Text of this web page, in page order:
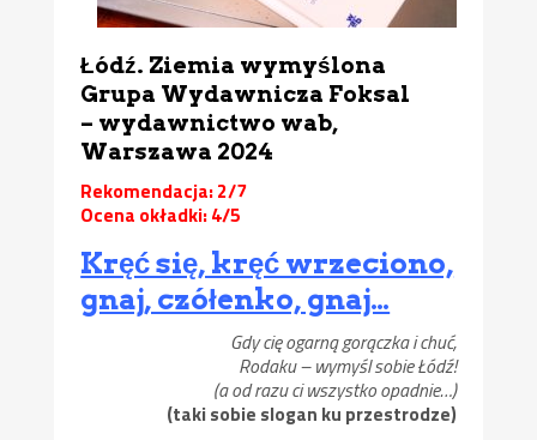
Łódź. Ziemia wymyślona
Grupa Wydawnicza Foksal
– wydawnictwo wab,
Warszawa 2024
Rekomendacja: 2/7
Ocena okładki: 4/5
Kręć się, kręć wrzeciono,
gnaj, czółenko, gnaj…
Gdy cię ogarną gorączka i chuć,
Rodaku – wymyśl sobie Łódź!
(a od razu ci wszystko opadnie…)
(taki sobie slogan ku przestrodze)